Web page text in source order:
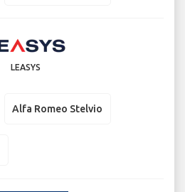
LEASYS
Alfa Romeo Stelvio